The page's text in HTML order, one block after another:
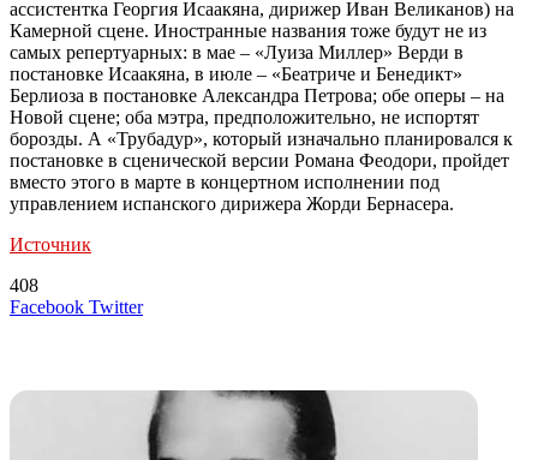
ассистентка Георгия Исаакяна, дирижер Иван Великанов) на
Камерной сцене. Иностранные названия тоже будут не из
самых репертуарных: в мае – «Луиза Миллер» Верди в
постановке Исаакяна, в июле – «Беатриче и Бенедикт»
Берлиоза в постановке Александра Петрова; обе оперы – на
Новой сцене; оба мэтра, предположительно, не испортят
борозды. А «Трубадур», который изначально планировался к
постановке в сценической версии Романа Феодори, пройдет
вместо этого в марте в концертном исполнении под
управлением испанского дирижера Жорди Бернасера.
Источник
408
Facebook TwitterLinkedIn
Tumblr
Reddit
Вконтакте
Одноклассники
Skype
Messenger
Messenger
WhatsApp
Telegram
Viber
Line
Поделиться
Печатать